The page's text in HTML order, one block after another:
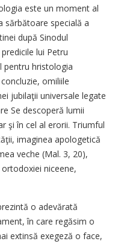
este un moment al
sărbătoare specială a
după Sinodul
lui Petru
pentru hristologia
omiliile
jubilaţii universale legate
Se descoperă lumii
şi în cel al erorii. Triumful
imaginea apologetică
veche (Mal. 3, 20),
niceene,
o adevărată
în care regăsim o
extinsă exegeză o face,